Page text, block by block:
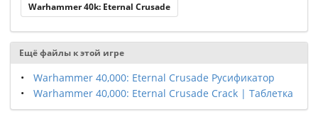
Warhammer 40k: Eternal Crusade
Ещё файлы к этой игре
Warhammer 40,000: Eternal Crusade Русификатор
Warhammer 40,000: Eternal Crusade Crack | Таблетка